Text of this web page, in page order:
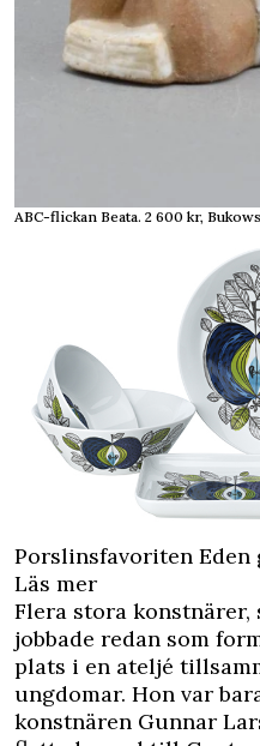
ABC-flickan Beata. 2 600 kr,
Porslinsfavoriten Eden
Läs mer
Flera stora konstnärer,
jobbade redan som
plats i en ateljé
ungdomar. Hon var
konstnären Gunnar